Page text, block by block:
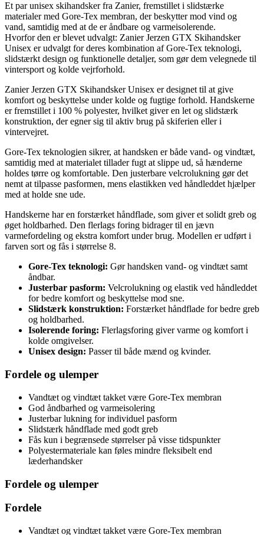
Et par unisex skihandsker fra Zanier, fremstillet i slidstærke
materialer med Gore-Tex membran, der beskytter mod vind og
vand, samtidig med at de er åndbare og varmeisolerende.
Hvorfor den er blevet udvalgt: Zanier Jerzen GTX Skihandsker
Unisex er udvalgt for deres kombination af Gore-Tex teknologi,
slidstærkt design og funktionelle detaljer, som gør dem velegnede til
vintersport og kolde vejrforhold.
Zanier Jerzen GTX Skihandsker Unisex er designet til at give
komfort og beskyttelse under kolde og fugtige forhold. Handskerne
er fremstillet i 100 % polyester, hvilket giver en let og slidstærk
konstruktion, der egner sig til aktiv brug på skiferien eller i
vintervejret.
Gore-Tex teknologien sikrer, at handsken er både vand- og vindtæt,
samtidig med at materialet tillader fugt at slippe ud, så hænderne
holdes tørre og komfortable. Den justerbare velcrolukning gør det
nemt at tilpasse pasformen, mens elastikken ved håndleddet hjælper
med at holde sne ude.
Handskerne har en forstærket håndflade, som giver et solidt greb og
øget holdbarhed. Den flerlags foring bidrager til en jævn
varmefordeling og ekstra komfort under brug. Modellen er udført i
farven sort og fås i størrelse 8.
Gore-Tex teknologi: Gør handsken vand- og vindtæt samt
åndbar.
Justerbar pasform: Velcrolukning og elastik ved håndleddet
for bedre komfort og beskyttelse mod sne.
Slidstærk konstruktion: Forstærket håndflade for bedre greb
og holdbarhed.
Isolerende foring: Flerlagsforing giver varme og komfort i
kolde omgivelser.
Unisex design: Passer til både mænd og kvinder.
Fordele og ulemper
Vandtæt og vindtæt takket være Gore-Tex membran
God åndbarhed og varmeisolering
Justerbar lukning for individuel pasform
Slidstærk håndflade med godt greb
Fås kun i begrænsede størrelser på visse tidspunkter
Polyestermateriale kan føles mindre fleksibelt end
læderhandsker
Fordele og ulemper
Fordele
Vandtæt og vindtæt takket være Gore-Tex membran